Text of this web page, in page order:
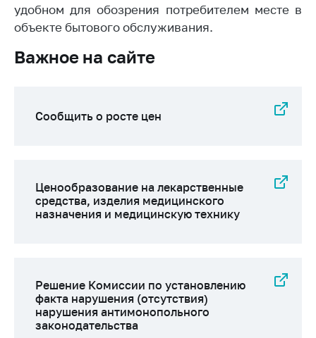
Обратиться в МАРТ
Личный прием
граждан и юр. лиц
Горячая линия
Сообщить о росте
цен на товары
Сообщить о росте
Контакты
Адрес и режим
работы
удобном для обозрения потребителем месте в
объекте бытового обслуживания.
Важное на сайте
Сообщить о росте цен
Ценообразование на лекарственные
средства, изделия медицинского
назначения и медицинскую технику
Решение Комиссии по установлению
факта нарушения (отсутствия)
нарушения антимонопольного
законодательства